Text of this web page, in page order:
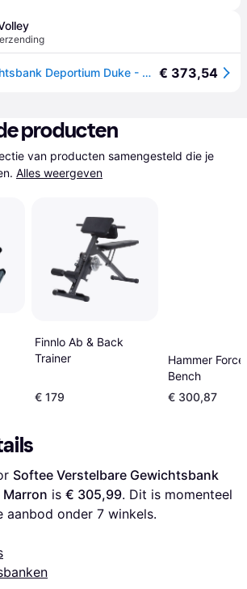
Verstelbare gewichtsbank Deportium Duke - Marron € 373,54
producten
van producten samengesteld die je
Alles weergeven
Finnlo Ab & Back
Trainer
€ 179
Hammer
Bench
€ 300,87
Softee Verstelbare Gewichtsbank
is € 305,99. Dit is momenteel
aanbod onder 7 winkels.